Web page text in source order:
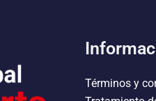
Términos y